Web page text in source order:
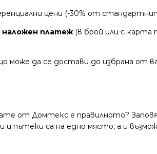
цени (-30% от
наложен платеж (в брой или с карта
може да се достави до избрана от
от Домтекс е правилното?
и пътеки са на едно място, а и